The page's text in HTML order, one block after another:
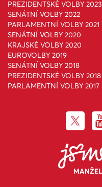
PREZIDENTSKÉ VOLBY 2023
SENÁTNÍ VOLBY 2022
PARLAMENTNÍ VOLBY 2021
SENÁTNÍ VOLBY 2020
KRAJSKÉ VOLBY 2020
EUROVOLBY 2019
SENÁTNÍ VOLBY 2018
PREZIDENTSKÉ VOLBY 2018
PARLAMENTNÍ VOLBY 2017